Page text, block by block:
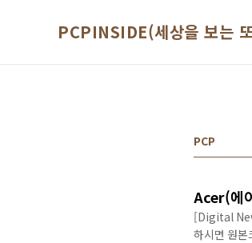
PCPINSIDE(세상을 보는
PCP
Acer(에
[Digital
하시면 원